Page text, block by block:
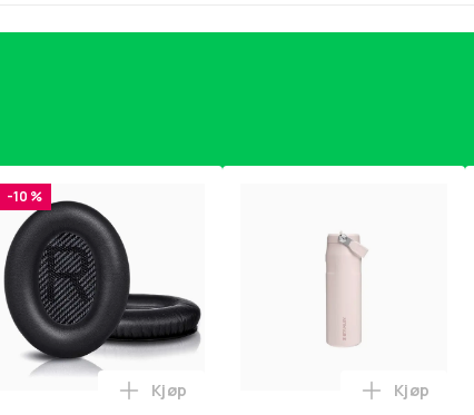
- mage- og kjernetrening, yoga og
AG10 / LR1130 / LR54 / 189 / 10-pakning PKcell i
-10 %
Legg Øreputer for Bose QC35 I/II, QC25,
Kjøp Legg
Kjøp